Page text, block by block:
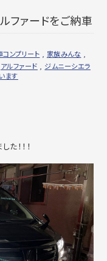
ファードをご納車
コンプリート 家族みんな
アルファード
ジムニーシエラ
ます
！！！